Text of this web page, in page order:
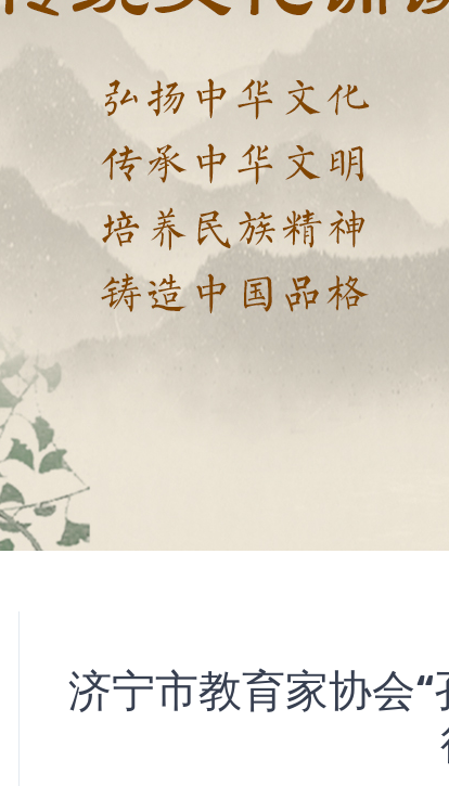
济宁市教育家协会